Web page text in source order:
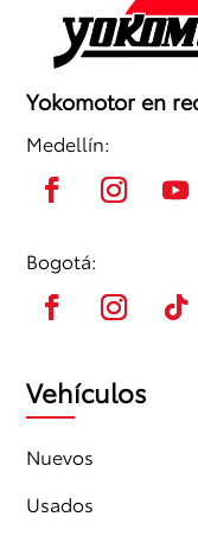
Yokomotor en
Medellín:
Bogotá:
Vehículos
Nuevos
Usados